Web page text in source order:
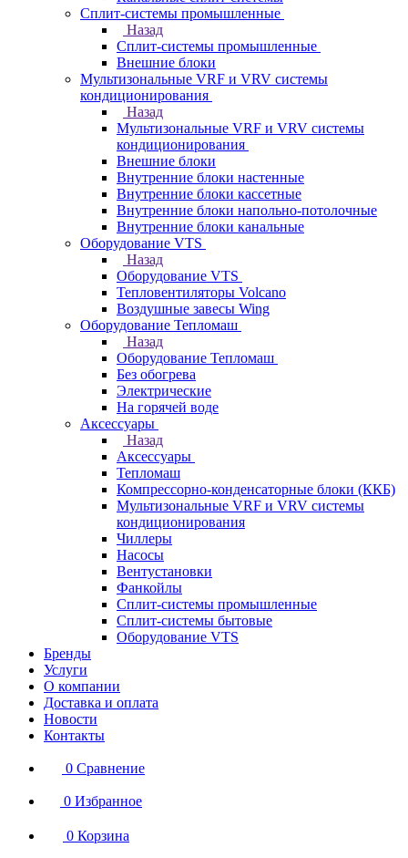
Сплит-системы промышленные
Назад
Сплит-системы промышленные
Внешние блоки
Мультизональные VRF и VRV системы
кондиционирования
Назад
Мультизональные VRF и VRV системы
кондиционирования
Внешние блоки
Внутренние блоки настенные
Внутренние блоки кассетные
Внутренние блоки напольно-потолочные
Внутренние блоки канальные
Оборудование VTS
Назад
Оборудование VTS
Тепловентиляторы Volcano
Воздушные завесы Wing
Оборудование Тепломаш
Назад
Оборудование Тепломаш
Без обогрева
Электрические
На горячей воде
Аксессуары
Назад
Аксессуары
Тепломаш
Компрессорно-конденсаторные блоки (ККБ)
Мультизональные VRF и VRV системы
кондиционирования
Чиллеры
Насосы
Вентустановки
Фанкойлы
Сплит-системы промышленные
Сплит-системы бытовые
Оборудование VTS
Бренды
Услуги
О компании
Доставка и оплата
Новости
Контакты
0 Сравнение
0 Избранное
0 Корзина